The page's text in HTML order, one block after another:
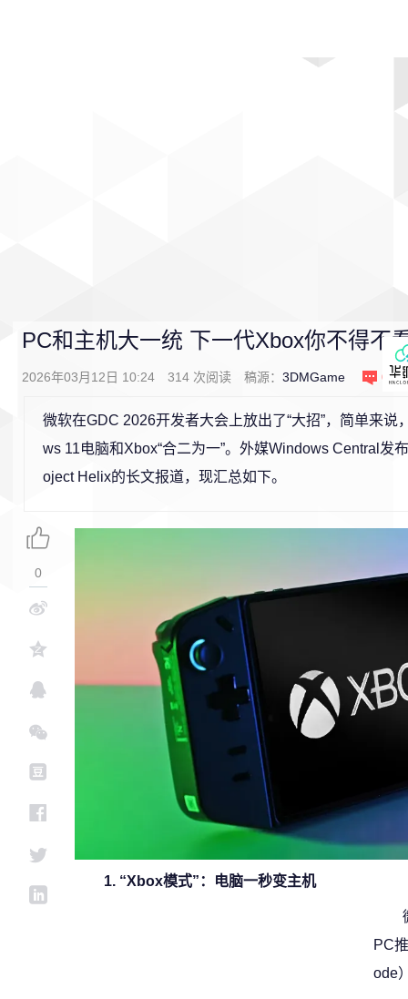
PC和主机大一统 下一代Xbox你不得不
2026年03月12日 10:24 314 次阅读 稿源： 3DMGame 0 条
微软在GDC 2026开发者大会上放出了“大招”，简单来说
ws 11电脑和Xbox“合二为一”。外媒Windows Central发
oject Helix的长文报道，现汇总如下。
1. “Xbox模式”：电脑一秒变主机
PC
ode
0